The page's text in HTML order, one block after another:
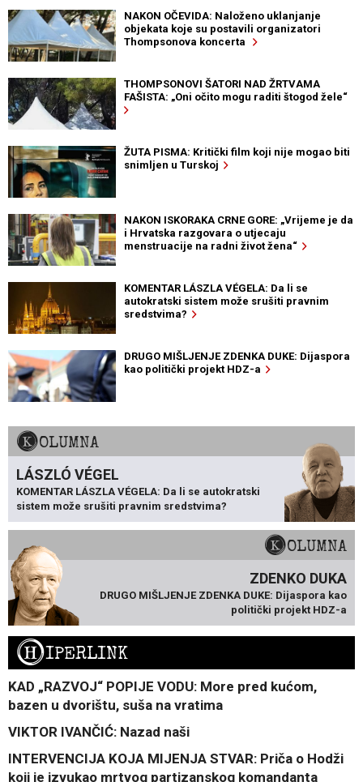
NAKON OČEVIDA: Naloženo uklanjanje
objekata koje su postavili organizatori
Thompsonova koncerta
THOMPSONOVI ŠATORI NAD ŽRTVAMA
FAŠISTA: „Oni očito mogu raditi štogod žele“
ŽUTA PISMA: Kritički film koji nije mogao biti
snimljen u Turskoj
NAKON ISKORAKA CRNE GORE: „Vrijeme je da
i Hrvatska razgovara o utjecaju
menstruacije na radni život žena“
KOMENTAR LÁSZLA VÉGELA: Da li se
autokratski sistem može srušiti pravnim
sredstvima?
DRUGO MIŠLJENJE ZDENKA DUKE: Dijaspora
kao politički projekt HDZ-a
KOLUMNA
LÁSZLÓ VÉGEL
KOMENTAR LÁSZLA VÉGELA: Da li se autokratski
sistem može srušiti pravnim sredstvima?
KOLUMNA
ZDENKO DUKA
DRUGO MIŠLJENJE ZDENKA DUKE: Dijaspora kao
politički projekt HDZ-a
HIPERLINK
KAD „RAZVOJ“ POPIJE VODU: More pred kućom,
bazen u dvorištu, suša na vratima
VIKTOR IVANČIĆ: Nazad naši
INTERVENCIJA KOJA MIJENJA STVAR: Priča o Hodži
koji je izvukao mrtvog partizanskog komandanta